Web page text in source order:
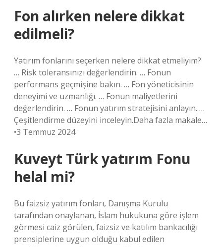
Fon alırken nelere dikkat
edilmeli?
Yatırım fonlarını seçerken nelere dikkat etmeliyim?
… Risk toleransınızı değerlendirin. … Fonun
performans geçmişine bakın. … Fon yöneticisinin
deneyimi ve uzmanlığı. … Fonun maliyetlerini
değerlendirin. … Fonun yatırım stratejisini anlayın. …
Çeşitlendirme düzeyini inceleyin.Daha fazla makale…
•3 Temmuz 2024
Kuveyt Türk yatırım Fonu
helal mi?
Bu faizsiz yatırım fonları, Danışma Kurulu
tarafından onaylanan, İslam hukukuna göre işlem
görmesi caiz görülen, faizsiz ve katılım bankacılığı
prensiplerine uygun olduğu kabul edilen